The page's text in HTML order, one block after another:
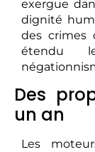
exergue
dignité
des crimes
étendu
Des
un an
Les